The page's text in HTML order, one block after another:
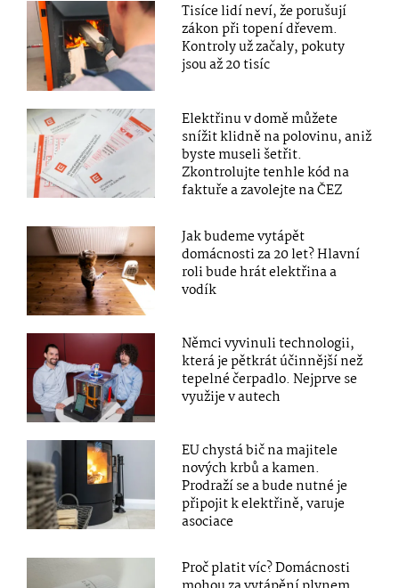
Tisíce lidí neví, že porušují
zákon při topení dřevem.
Kontroly už začaly, pokuty
jsou až 20 tisíc
Elektřinu v domě můžete
snížit klidně na polovinu, aniž
byste museli šetřit.
Zkontrolujte tenhle kód na
faktuře a zavolejte na ČEZ
Jak budeme vytápět
domácnosti za 20 let? Hlavní
roli bude hrát elektřina a
vodík
Němci vyvinuli technologii,
která je pětkrát účinnější než
tepelné čerpadlo. Nejprve se
využije v autech
EU chystá bič na majitele
nových krbů a kamen.
Prodraží se a bude nutné je
připojit k elektřině, varuje
asociace
Proč platit víc? Domácnosti